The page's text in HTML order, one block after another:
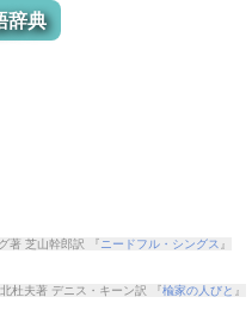
辞典
著 芝山幹郎訳 『 ニードフル・シングス 』
北杜夫著 デニス・キーン訳 『楡家の人びと 』